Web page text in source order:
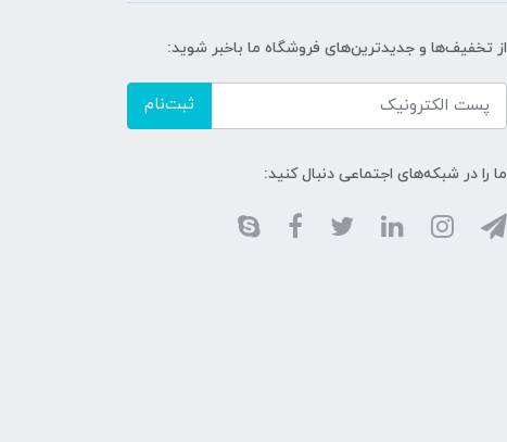
از تخفیف‌ها و جدیدترین‌های فروشگاه ما باخبر شوید:
ثبت‌نام
ما را در شبکه‌های اجتماعی دنبال کنید: